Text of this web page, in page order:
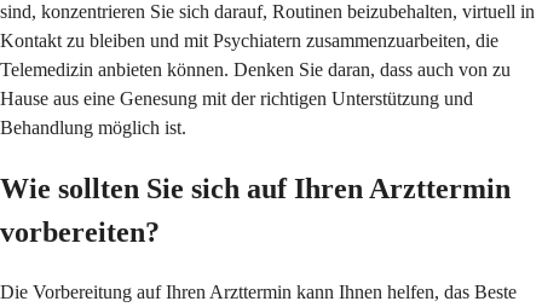
sind, konzentrieren Sie sich darauf, Routinen beizubehalten, virtuell in
Kontakt zu bleiben und mit Psychiatern zusammenzuarbeiten, die
Telemedizin anbieten können. Denken Sie daran, dass auch von zu
Hause aus eine Genesung mit der richtigen Unterstützung und
Behandlung möglich ist.
Wie sollten Sie sich auf Ihren Arzttermin
vorbereiten?
Die Vorbereitung auf Ihren Arzttermin kann Ihnen helfen, das Beste